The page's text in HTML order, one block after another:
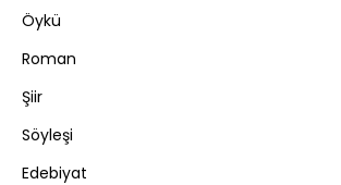
Öykü
Roman
Şiir
Söyleşi
Edebiyat